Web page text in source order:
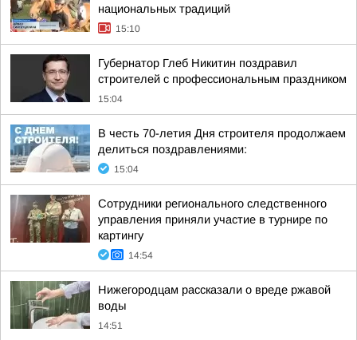
национальных традиций
15:10
Губернатор Глеб Никитин поздравил
строителей с профессиональным праздником
15:04
В честь 70-летия Дня строителя продолжаем
делиться поздравлениями:
15:04
Сотрудники регионального следственного
управления приняли участие в турнире по
картингу
14:54
Нижегородцам рассказали о вреде ржавой
воды
14:51